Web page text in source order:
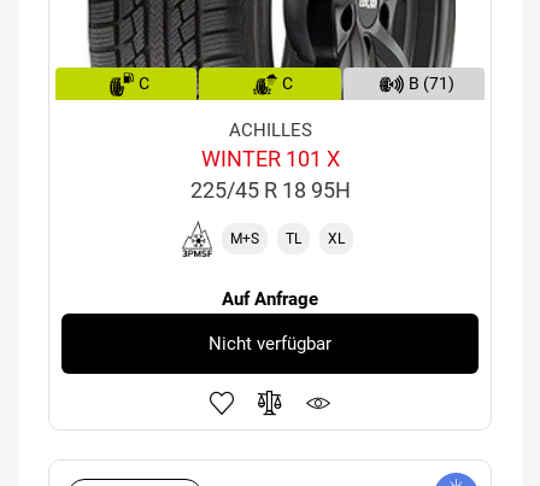
C C B (71)
ACHILLES
WINTER 101 X
225/45 R 18 95H
M+S TL XL
Auf Anfrage
Nicht verfügbar